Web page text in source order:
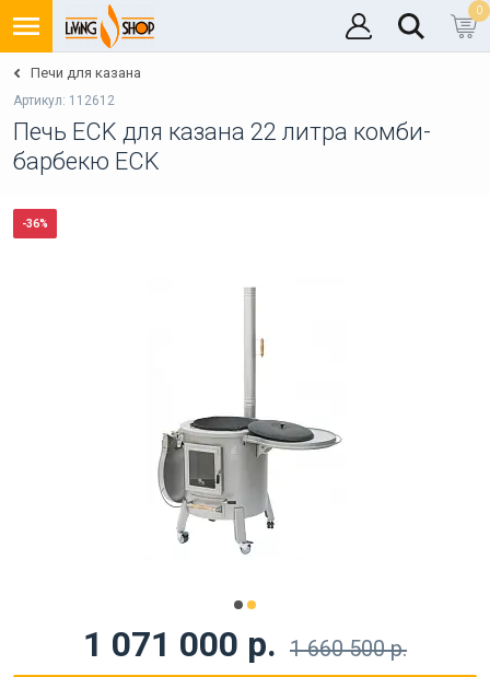
0
Печи для казана
Артикул: 112612
Печь ECK для казана 22 литра комби-
барбекю ECK
-36%
1 071 000 р. 1 660 500 р.